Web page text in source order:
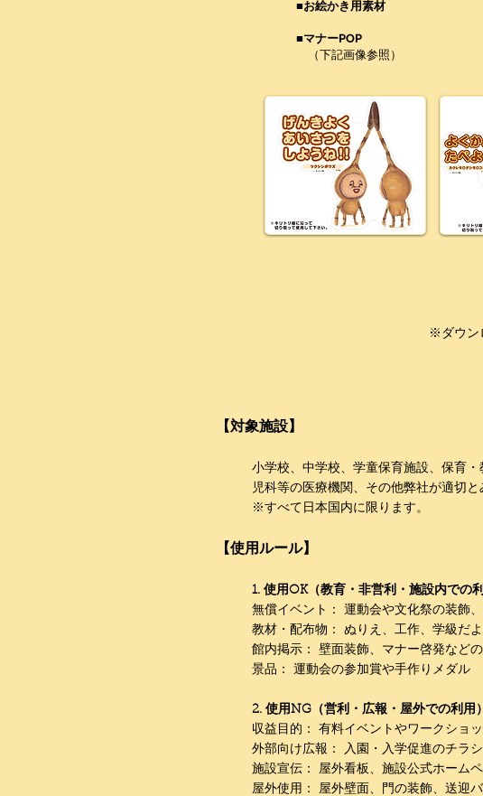
■お絵かき用素材
■マナーPOP
（下記画像参照）​
※ダウン
【対象施設】
小学校、中学校、学童保育施設、保育
児科等の医療機関、その他弊社が適切
※すべて日本国内に限ります。
【使用ルール】
1. 使用OK（教育・非営利・施設内での利
無償イベント： 運動会や文化祭の装飾
教材・配布物： ぬりえ、工作、学級だ
館内掲示： 壁面装飾、マナー啓発など
景品： 運動会の参加賞や手作りメダル
2. 使用NG（営利・広報・屋外での利用）
収益目的： 有料イベントやワークショ
外部向け広報： 入園・入学促進のチラ
施設宣伝： 屋外看板、施設公式ホーム
屋外使用： 屋外壁面、門の装飾、送迎